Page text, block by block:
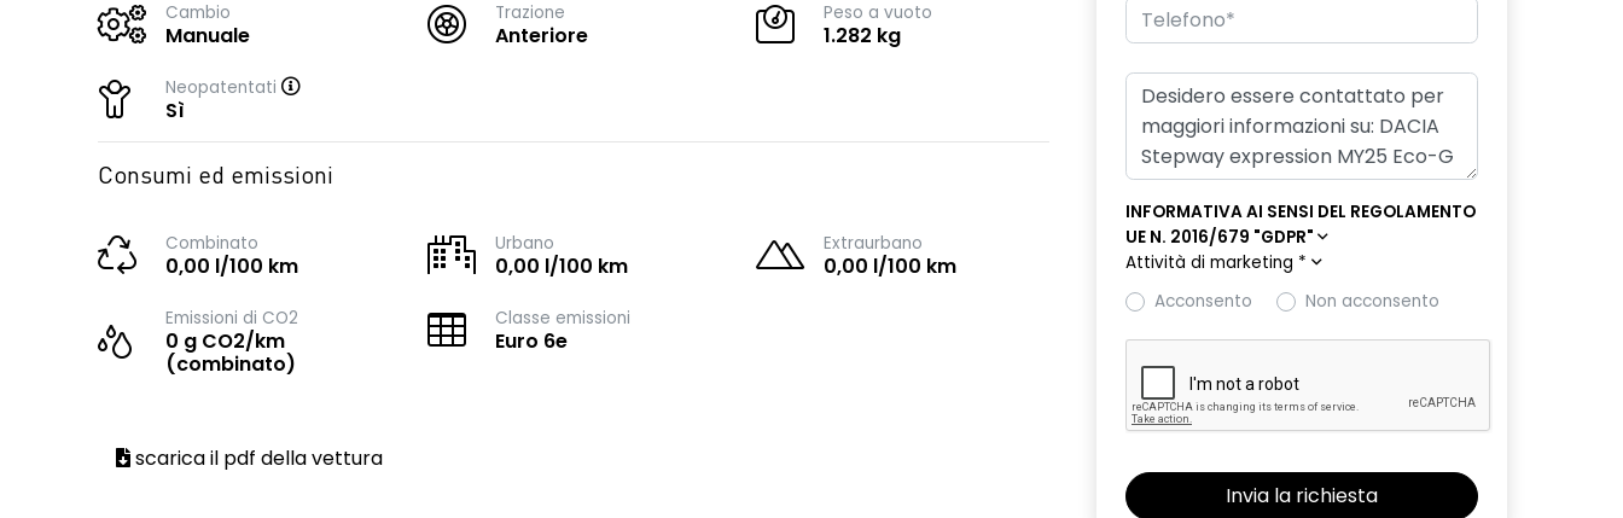
Cambio
Manuale
Trazione
Anteriore
Peso a vuoto
1.282 kg
Neopatentati
Sì
Consumi ed emissioni
Combinato
0,00 l/100 km
Urbano
0,00 l/100 km
Extraurbano
0,00 l/100 km
Emissioni di CO2
0 g CO2/km
(combinato)
Classe emissioni
Euro 6e
scarica il pdf della vettura
INFORMATIVA AI SENSI DEL REGOLAMENTO
UE N. 2016/679 "GDPR"
Attività di marketing *
Acconsento
Non acconsento